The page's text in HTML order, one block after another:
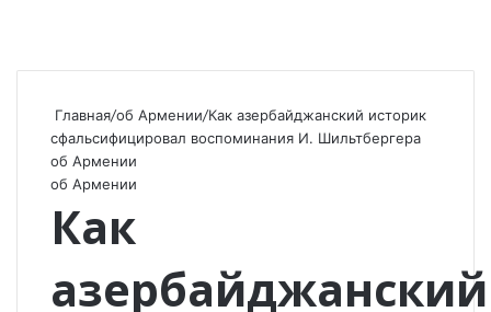
Главная/об Армении/Как азербайджанский историк
сфальсифицировал воспоминания И. Шильтбергера
об Армении
об Армении
Как
азербайджанский